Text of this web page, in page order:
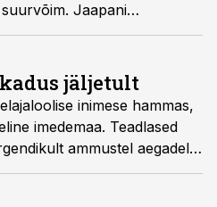
Jaapani
tundmatuseni.
jäljetult
inimese hammas,
imedemaa. Teadlased
ammustel aegadel
Juubeldamine lakkas, kui